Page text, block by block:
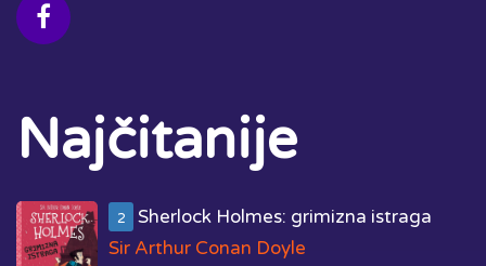
Najčitanije
2
Sherlock Holmes: grimizna istraga
Sir Arthur Conan Doyle